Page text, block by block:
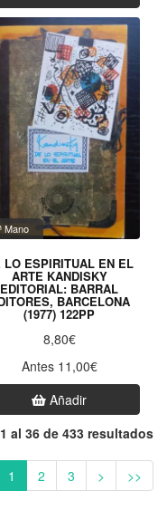
Mano
LO ESPIRITUAL EN EL
ARTE KANDISKY
EDITORIAL: BARRAL
BARCELONA
(1977) 122PP
8,80€
Antes 11,00€
Añadir
al 36 de 433 resultados
1 2 3 > >>